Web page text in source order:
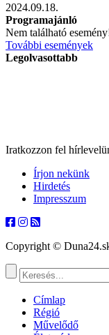
2024.09.18.
Programajánló
Nem található
További események
Legolvasottabb
Iratkozzon fel
Írjon nekünk
Hirdetés
Impresszum
Copyright ©
Címlap
Régió
Művelődő